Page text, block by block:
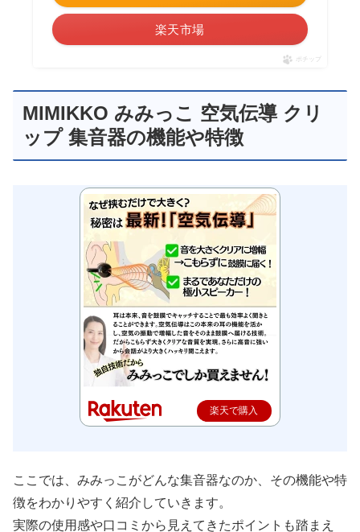
楽天市場
ポチップ
MIMIKKO みみっこ 空気伝導 クリ
ップ 集音器の機能や特徴
楽天で購入
ここでは、みみっこがどんな集音器なのか、その機能や特
徴をわかりやすく紹介していきます。
実際の使用感や口コミから見えてきたポイントも踏まえ